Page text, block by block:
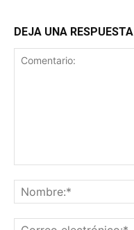
DEJA UNA RESPUESTA